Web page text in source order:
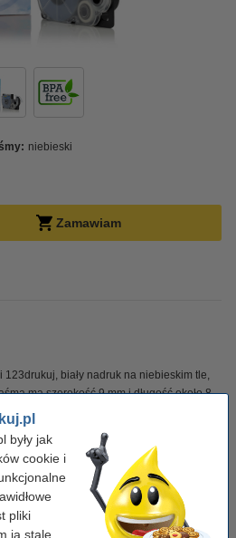
były jak
cookie i
pliki
ją stale
niebieski
Zamawiam
biały nadruk na niebieskim tle,
ma szerokość 9 mm i długość około 8
– bezpieczny dla Ciebie i środowiska.